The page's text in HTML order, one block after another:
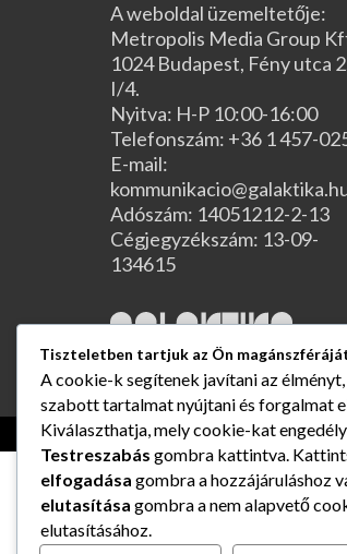
A weboldal üzemeltetője:
Metropolis Media Group
1024 Budapest, Fény utca
I/4.
Nyitva: H-P 10:00-16:00
Telefonszám: +36 1 457-
E-mail:
Adószám: 14051212-2-13
Cégjegyzékszám: 13-09-
134615
Tiszteletben tartjuk az Ön
A cookie-k segítenek javítani az
szabott tartalmat nyújtani és forgalmat
Kiválaszthatja, mely cookie-kat
Testreszabás gombra kattintva.
elfogadása gombra a hozzájáruláshoz
elutasítása gombra a nem alapvető
elutasításához.